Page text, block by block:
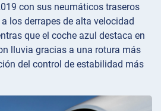
con sus neumáticos traseros
los derrapes de alta velocidad
que el coche azul destaca en
lluvia gracias a una rotura más
del control de estabilidad más